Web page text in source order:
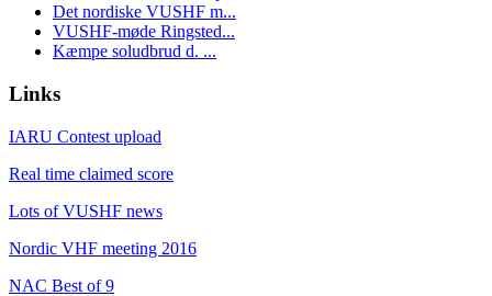
Det nordiske VUSHF m...
VUSHF-møde Ringsted...
Kæmpe soludbrud d. ...
Links
IARU Contest upload
Real time claimed score
Lots of VUSHF news
Nordic VHF meeting 2016
NAC Best of 9